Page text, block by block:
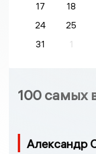
17
18
24
25
31
1
100 самых
Александр